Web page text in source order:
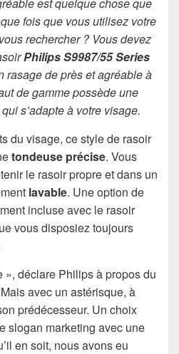
fois que vous utilisez votre
rechercher ? Vous devez
Philips S9987/55 Series
rasage de près et agréable à
de gamme possède une
qui s’adapte à votre visage.
du visage, ce style de rasoir
tondeuse précise. Vous
le rasoir propre et dans un
lavable. Une option de
incluse avec le rasoir
vous disposiez toujours
déclare Philips à propos du
avec un astérisque, à
prédécesseur. Un choix
slogan marketing avec une
en soit, nous avons eu